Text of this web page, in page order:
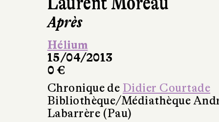
Après
Hélium
15/04/2013
0 €
Chronique de Didier Courtade
Bibliothèque/Médiathèque
Labarrère (Pau)